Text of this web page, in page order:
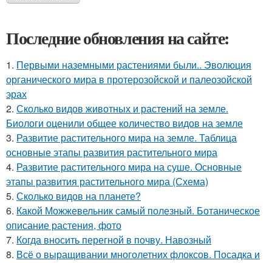
Последние обновления на сайте:
1. Первыми наземными растениями были.. Эволюция
органического мира в протерозойской и палеозойской
эрах
2. Сколько видов животных и растений на земле.
Биологи оценили общее количество видов на земле
3. Развитие растительного мира на земле. Таблица
основные этапы развития растительного мира
4. Развитие растительного мира на суше. Основные
этапы развития растительного мира (Схема)
5. Сколько видов на планете?
6. Какой Можжевельник самый полезный. Ботаническое
описание растения, фото
7. Когда вносить перегной в почву. Навозный
8. Всё о выращивании многолетних флоксов. Посадка и